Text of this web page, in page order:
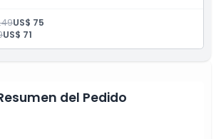
US$ 75
US$ 71
del Pedido